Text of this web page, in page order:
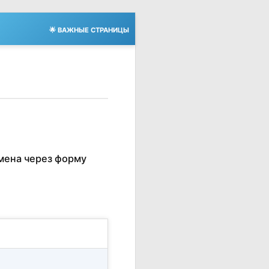
🌟 ВАЖНЫЕ СТРАНИЦЫ
через форму